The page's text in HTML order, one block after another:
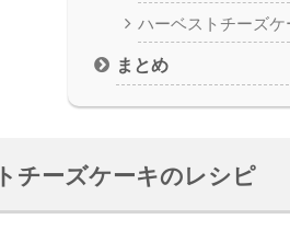
ハーベストチーズ
まとめ
チーズケーキのレシピ